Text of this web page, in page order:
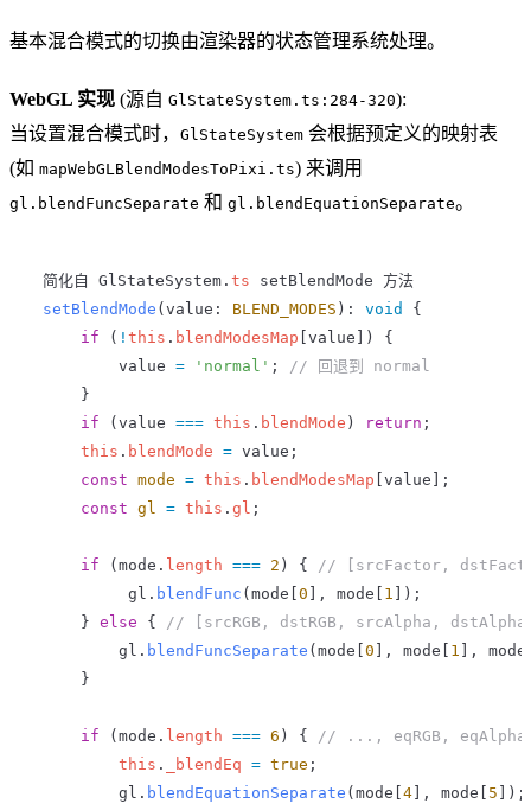
基本混合模式的切换由渲染器的状态管理系统处理。
WebGL 实现 (源自 GlStateSystem.ts:284-320):
当设置混合模式时， GlStateSystem 会根据预定义的映射表
(如 mapWebGLBlendModesToPixi.ts) 来调用
gl.blendFuncSeparate 和 gl.blendEquationSeparate。
简化自 GlStateSystem . ts setBlendMode 方法
setBlendMode (value : BLEND_MODES ): void
{
     if
( ! this . blendModesMap [value ]) {
         value
= 'normal' ;
// 回退到 normal
     }
     if
(value === this . blendMode ) return ;
     this
. blendMode = value ;
     const
mode = this . blendModesMap [value ];
     const
gl = this . gl ;
     if
(mode . length === 2 ) {
// [srcFactor,
          gl
. blendFunc (mode [0 ], mode [ 1 ]);
     }
else {
// [srcRGB, dstRGB, srcAlpha,
         gl
. blendFuncSeparate (mode [0 ], mode [ 1 ], mode
     }
     if
(mode . length === 6 ) {
// ..., eqRGB,
         this
. _blendEq = true ;
         gl
. blendEquationSeparate (mode [4], mode [ 5 ]);